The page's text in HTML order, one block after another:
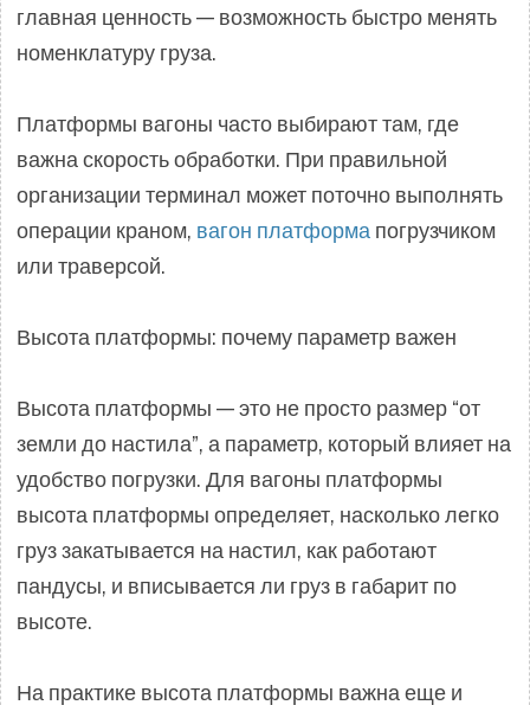
главная ценность — возможность быстро менять
номенклатуру груза.
Платформы вагоны часто выбирают там, где
важна скорость обработки. При правильной
организации терминал может поточно выполнять
операции краном, вагон платформа погрузчиком
или траверсой.
Высота платформы: почему параметр важен
Высота платформы — это не просто размер “от
земли до настила”, а параметр, который влияет на
удобство погрузки. Для вагоны платформы
высота платформы определяет, насколько легко
груз закатывается на настил, как работают
пандусы, и вписывается ли груз в габарит по
высоте.
На практике высота платформы важна еще и